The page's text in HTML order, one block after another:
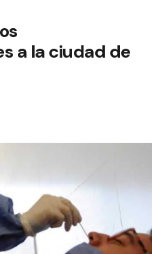
a la ciudad de